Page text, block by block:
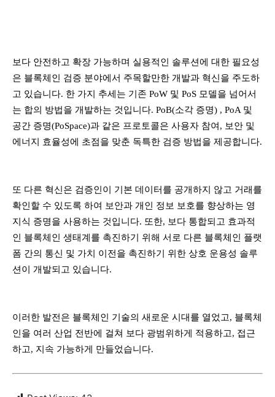
보다 안전하고 확장 가능하며 실용적인 솔루션에 대한 필요성
은 블록체인 검증 분야에서 주목할만한 개발과 혁신을 주도하
고 있습니다. 한 가지 추세는 기존 PoW 및 PoS 모델을 넘어서
는 합의 방법을 개발하는 것입니다. PoB(소각 증명) , PoA 및
공간 증명(PoSpace)과 같은 프로토콜은 사용자 참여, 보안 및
에너지 효율성에 초점을 맞춘 독특한 검증 방법을 제공합니다.
또 다른 혁신은 검증인이 기본 데이터를 공개하지 않고 거래를
확인할 수 있도록 하여 보안과 개인 정보 보호를 향상하는 영
지식 증명을 사용하는 것입니다. 또한, 보다 통합되고 효과적
인 블록체인 생태계를 촉진하기 위해 서로 다른 블록체인 플랫
폼 간의 통신 및 가치 이전을 촉진하기 위한 상호 운용성 솔루
션이 개발되고 있습니다.
이러한 발전은 블록체인 기술의 새로운 시대를 열었고, 블록체
인을 여러 산업 전반에 걸쳐 보다 광범위하게 적용하고, 접근
하고, 지속 가능하게 만들었습니다.